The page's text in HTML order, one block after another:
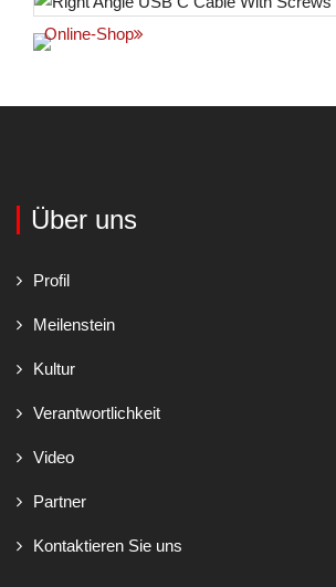
Online-Shop
Über uns
Profil
Meilenstein
Kultur
Verantwortlichkeit
Video
Partner
Kontaktieren Sie uns